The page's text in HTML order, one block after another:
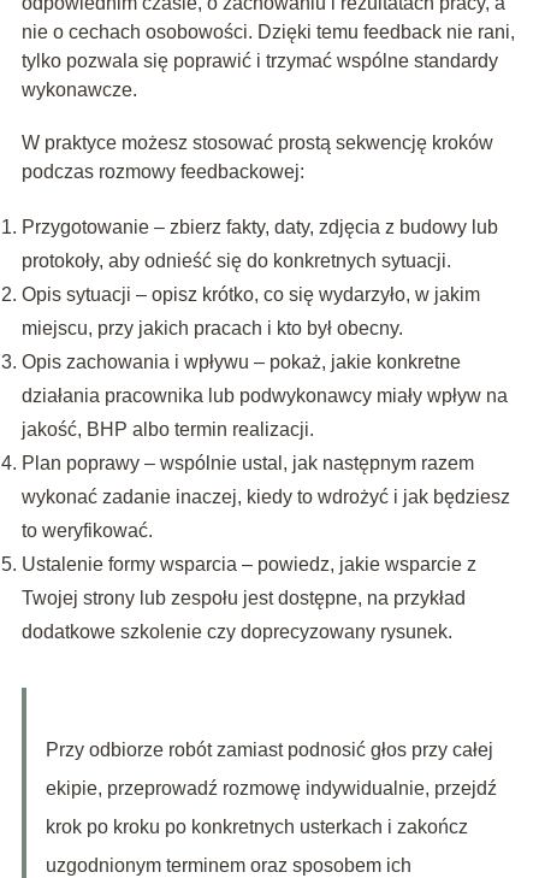
nie o cechach osobowości. Dzięki temu feedback nie rani,
tylko pozwala się poprawić i trzymać wspólne standardy
wykonawcze.
W praktyce możesz stosować prostą sekwencję kroków
podczas rozmowy feedbackowej:
Przygotowanie – zbierz fakty, daty, zdjęcia z budowy lub
protokoły, aby odnieść się do konkretnych sytuacji.
Opis sytuacji – opisz krótko, co się wydarzyło, w jakim
miejscu, przy jakich pracach i kto był obecny.
Opis zachowania i wpływu – pokaż, jakie konkretne
działania pracownika lub podwykonawcy miały wpływ na
jakość, BHP albo termin realizacji.
Plan poprawy – wspólnie ustal, jak następnym razem
wykonać zadanie inaczej, kiedy to wdrożyć i jak będziesz
to weryfikować.
Ustalenie formy wsparcia – powiedz, jakie wsparcie z
Twojej strony lub zespołu jest dostępne, na przykład
dodatkowe szkolenie czy doprecyzowany rysunek.
Przy odbiorze robót zamiast podnosić głos przy całej
ekipie, przeprowadź rozmowę indywidualnie, przejdź
krok po kroku po konkretnych usterkach i zakończ
uzgodnionym terminem oraz sposobem ich